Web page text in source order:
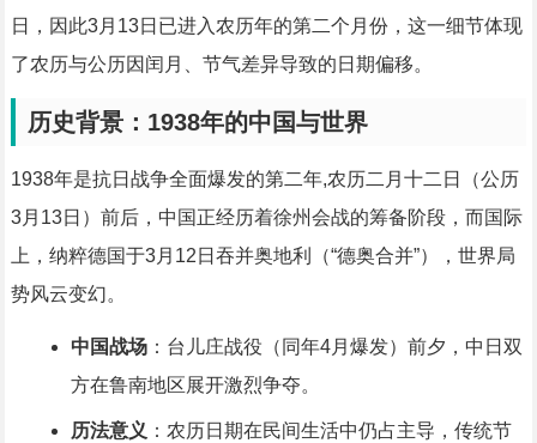
日，因此3月13日已进入农历年的第二个月份，这一细节体现
了农历与公历因闰月、节气差异导致的日期偏移。
历史背景：1938年的中国与世界
1938年是抗日战争全面爆发的第二年,农历二月十二日（公历
3月13日）前后，中国正经历着徐州会战的筹备阶段，而国际
上，纳粹德国于3月12日吞并奥地利（“德奥合并”），世界局
势风云变幻。
中国战场：台儿庄战役（同年4月爆发）前夕，中日双
方在鲁南地区展开激烈争夺。
历法意义 ：农历日期在民间生活中仍占主导，传统节